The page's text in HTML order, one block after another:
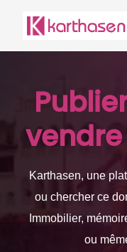
Karthasen, une
ou chercher ce
Immobilier,
ou